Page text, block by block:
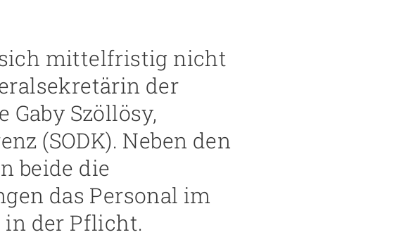
sich mittelfristig nicht
der
Szöllösy,
(SODK). Neben den
beide die
das Personal im
in der Pflicht.